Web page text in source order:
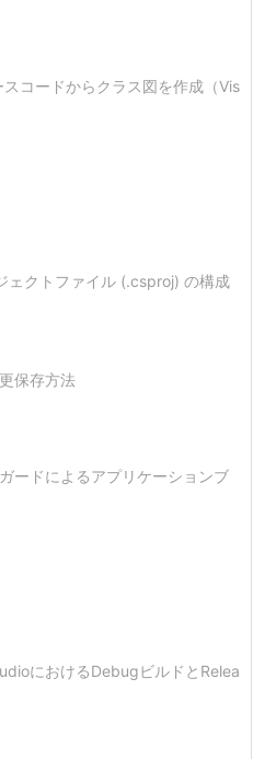
コードからクラス図を作成（Vis
ェクトファイル (.csproj) の構成
保存方法
ードによるアプリケーションブ
におけるDebugビルドとRelea